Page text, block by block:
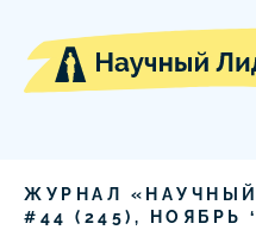
ЖУРНАЛ
# 44 ( 245), НОЯБРЬ ‘